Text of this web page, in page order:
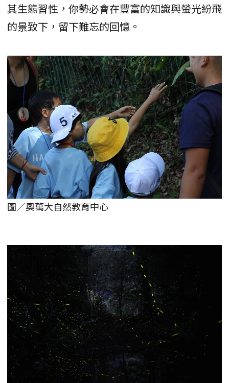
其生態習性，你勢必會在豐富的知識與螢光紛飛
的景致下，留下難忘的回憶。
圖／奧萬大自然教育中心